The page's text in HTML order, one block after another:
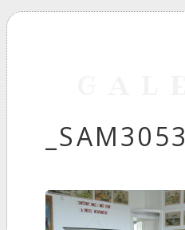
_SAM3053